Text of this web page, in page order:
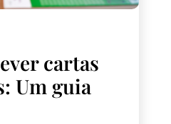
cartas
Um guia